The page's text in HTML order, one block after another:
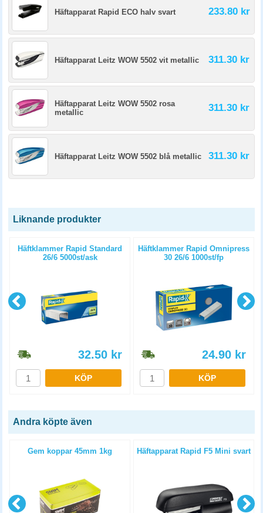
Häftapparat Rapid ECO halv svart 233.80 kr
Häftapparat Leitz WOW 5502 vit metallic 311.30 kr
Häftapparat Leitz WOW 5502 rosa
metallic
311.30 kr
Häftapparat Leitz WOW 5502 blå metallic 311.30 kr
Liknande produkter
Häftklammer Rapid Standard
26/6 5000st/ask
32.50 kr
KÖP
Häftklammer Rapid Omnipress
30 26/6 1000st/fp
24.90 kr
KÖP
Andra köpte även
Gem koppar 45mm 1kg Häftapparat Rapid F5 Mini svart